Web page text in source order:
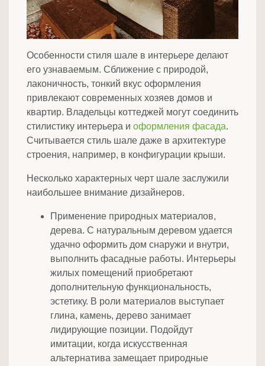
Особенности стиля шале в интерьере делают
его узнаваемым. Сближение с природой,
лаконичность, тонкий вкус оформления
привлекают современных хозяев домов и
квартир. Владельцы коттеджей могут соединить
стилистику интерьера и оформления фасада.
Считывается стиль шале даже в архитектуре
строения, например, в конфигурации крыши.
Несколько характерных черт шале заслужили
наибольшее внимание дизайнеров.
Применение природных материалов,
дерева. С натуральным деревом удается
удачно оформить дом снаружи и внутри,
выполнить фасадные работы. Интерьеры
жилых помещений приобретают
дополнительную функциональность,
эстетику. В роли материалов выступает
глина, камень, дерево занимает
лидирующие позиции. Подойдут
имитации, когда искусственная
альтернатива замещает природные